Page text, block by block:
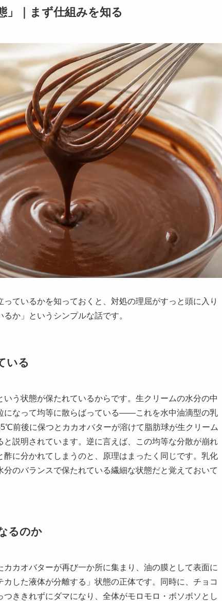
」｜まず仕組みを知る
ているかを知っておくと、対処の理屈がすっと頭に入り
か」というシンプルな話です。
いる
う状態が保たれているからです。生クリームの水分の中
になって均等に散らばっている——これを水中油滴型の乳
前後に保つとカカオバターが溶けて脂肪球が生クリーム
説明されています。逆に言えば、この均等な分散が崩れ
に分かれてしまうのと、原理はまったく同じです。乳化
のバランスで保たれている繊細な状態だと覚えておいて
るのか
カオバターが再び一か所に集まり、油の膜として表面に
した液体が分離する」状態の正体です。同時に、チョコ
ききれずにダマになり、全体がモロモロ・ボソボソとし